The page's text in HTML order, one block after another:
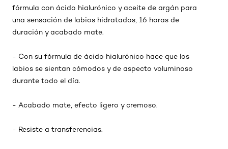
fórmula con ácido hialurónico y aceite de argán para
una sensación de labios hidratados, 16 horas de
duración y acabado mate.
- Con su fórmula de ácido hialurónico hace que los
labios se sientan cómodos y de aspecto voluminoso
durante todo el día.
- Acabado mate, efecto ligero y cremoso.
- Resiste a transferencias.